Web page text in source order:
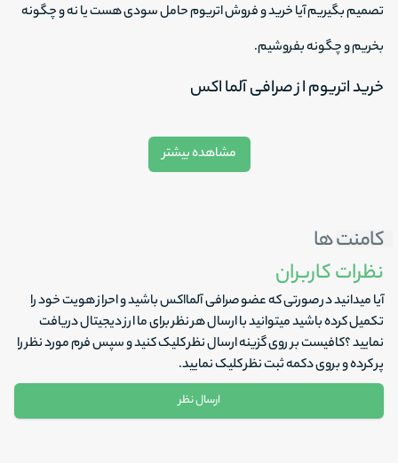
تصمیم بگیریم آیا خرید و فروش اتریوم حامل سودی هست یا نه و چگونه
بخریم و چگونه بفروشیم.
خرید اتریوم از صرافی آلما اکس
اتریوم استفاده کنید بهتر است با سرچ خرید اتریوم صرافی‌هایی که نمایش
به نظر کاربران دقت کنید
به سرعت انجام تراکش‌های انجام شده دقت کنید
به کارمزدهایی که در تراکنش کسر می‌شود کاملا توجه داشته باشید
مشاهده بیشتر
کامنت ها
نظرات کاربران
آیا میدانید در صورتی که عضو صرافی آلمااکس باشید و احراز هویت خود را
تکمیل کرده باشید میتوانید با ارسال هر نظر برای ما ارز دیجیتال دریافت
نمایید ؟کافیست بر روی گزینه ارسال نظر کلیک کنید و سپس فرم مورد نظر را
پر کرده و بروی دکمه ثبت نظر کلیک نمایید.
ارسال نظر